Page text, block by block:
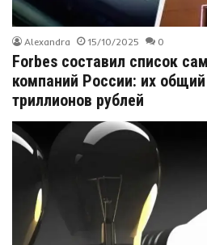
Alexandra 15/10/2025 0
Forbes составил список
компаний России: их
триллионов рублей